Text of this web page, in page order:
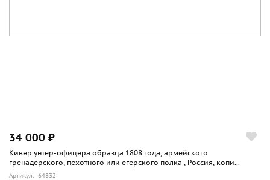
34 000 ₽
Кивер унтер-офицера образца 1808 года, армейского
гренадерского, пехотного или егерского полка , Россия, копи...
Артикул: 64832